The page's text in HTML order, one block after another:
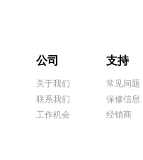
公司
关于我们
联系我们
工作机会
支持
常见问题
保修信息
经销商